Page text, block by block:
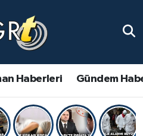
Haberleri Gündem